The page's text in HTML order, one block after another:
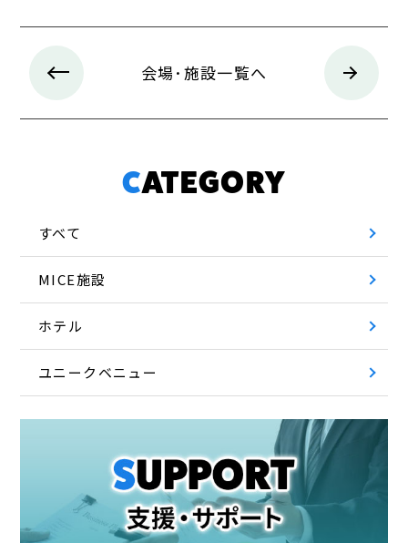
会場･施設一覧へ
CATEGORY
すべて
MICE施設
ホテル
ユニークベニュー